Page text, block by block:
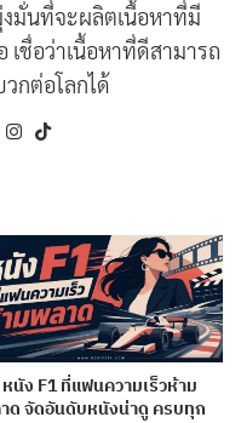
องการนำตัวละครซู
แล่นบนจอเงิน
ปอร์ฮีโร่เริ่มได้รับความ
ะสบความสำเร็จอย่าง
ำวิจารณ์
Prince (2026) อนิเมะ
ชิงบัลลังก์
มั่นที่จะผลิตเนื้อหาที่มี
เชื่อว่าเนื้อหาที่ดีสามารถ
กต่อโลกได้
YouTubeInstagram
นัง F1 ที่แฟนความเร็วห้าม
ด จัดอันดับหนังน่าดู ครบทุก